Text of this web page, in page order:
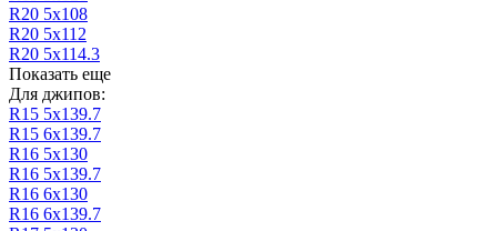
R20 5х108
R20 5х112
R20 5х114.3
Показать еще
Для джипов:
R15 5х139.7
R15 6х139.7
R16 5х130
R16 5х139.7
R16 6х130
R16 6х139.7